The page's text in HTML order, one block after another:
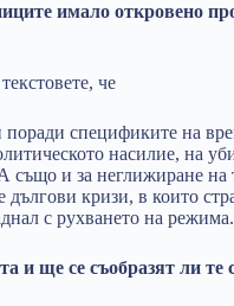
имало откровено
че
спецификите на
насилие, на
също и за неглижиране на
кризи, в които
с рухването на режима.
и ще се съобразят ли те